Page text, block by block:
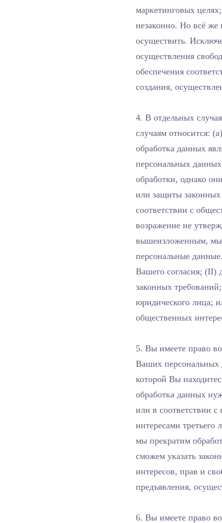
маркетинговых
незаконно. Но всё же
осуществить.
осуществления
обеспечения
создания,
4. В отдельных
случаям относится:
обработка данных
персональных
обработки, однако
или защиты законных
соответствии с
возражение не
вышеизложенным, мы
персональные
Вашего согласия; (II)
законных
юридического лица;
общественных
5. Вы имеете право
Ваших персональных
которой Вы
обработка данных
или в соответствии
интересами третьего
мы прекратим
сможем указать
интересов, прав и
предъявления,
6. Вы имеете право